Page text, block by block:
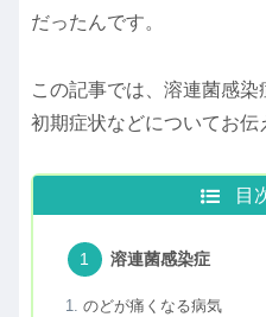
だったんです。
この記事では、溶連菌感染
初期症状などについてお伝
目
溶連菌感染症
のどが痛くなる病気